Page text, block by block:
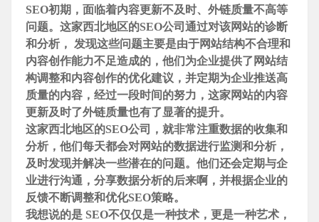
SEO初期，面临着内容更新不及时、外链质量不高等
问题。这家西北地区的SEO公司通过对该网站的诊断
和分析， 发现这些问题主要是由于网站结构不合理和
内容创作能力不足造成的，他们为企业提供了网站结
构调整和内容创作的优化建议，并定期为企业推送高
质量的内容，经过一段时间的努力，这家网站的内容
更新及时了外链质量也有了显著的提升。
这家西北地区的SEO公司，就非常注重数据的收集和
分析，他们每天都会对网站的数据进行监测和分析，
及时发现并解决一些潜在的问题。他们还会定期与企
业进行沟通，分享数据分析的后来啊，并根据企业的
反馈不断调整和优化SEO策略。
我想说的是 SEO不仅仅是一种技术，更是一种艺术，